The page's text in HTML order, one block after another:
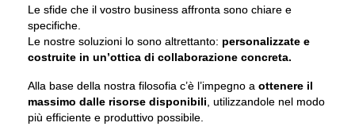
CONTATTI
Le sfide che il vostro business affronta sono chiare e
specifiche.
Le nostre soluzioni lo sono altrettanto: personalizzate e
costruite in un’ottica di collaborazione concreta.
Alla base della nostra filosofia c’è l’impegno a ottenere il
massimo dalle risorse disponibili , utilizzandole nel modo
più efficiente e produttivo possibile.